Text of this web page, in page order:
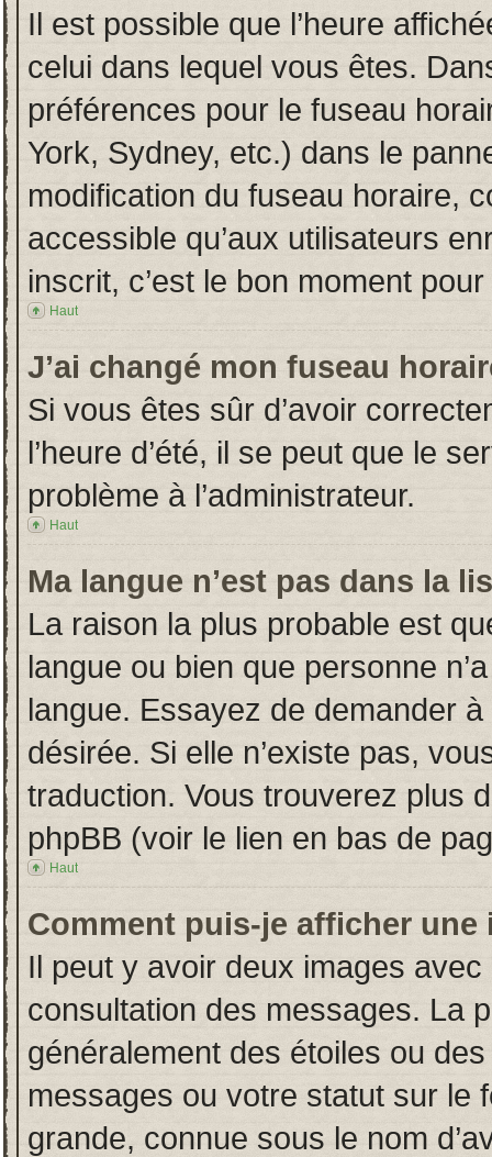
Il est possible que l’heure
celui dans lequel vous êtes.
préférences pour le fuseau
York, Sydney, etc.) dans le
modification du fuseau horaire,
accessible qu’aux utilisateurs
inscrit, c’est le bon moment
Haut
J’ai changé mon fuseau
Si vous êtes sûr d’avoir
l’heure d’été, il se peut que le
problème à l’administrateur.
Haut
Ma langue n’est pas dans la
La raison la plus probable est
langue ou bien que personne
langue. Essayez de demander à
désirée. Si elle n’existe pas,
traduction. Vous trouverez plus
phpBB (voir le lien en bas de
Haut
Comment puis-je afficher une
Il peut y avoir deux images
consultation des messages. La
généralement des étoiles ou
messages ou votre statut sur le
grande, connue sous le nom